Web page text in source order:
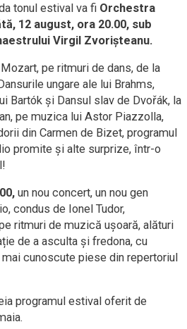
tonul estival va fi Orchestra
12 august, ora 20.00, sub
Virgil Zvorișteanu.
pe ritmuri de dans, de la
ungare ale lui Brahms,
Bartók și Dansul slav de Dvořák, la
pe muzica lui Astor Piazzolla,
din Carmen de Bizet, programul
promite și alte surprize, într-o
un nou concert, un nou gen
condus de Ionel Tudor,
ritmuri de muzică ușoară, alături
de a asculta și fredona, cu
cunoscute piese din repertoriul
programul estival oferit de